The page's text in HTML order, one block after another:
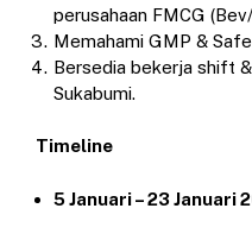
perusahaan FMCG
Memahami GMP &
Bersedia bekerja shift
Sukabumi.
Timeline
5 Januari – 23 Januari